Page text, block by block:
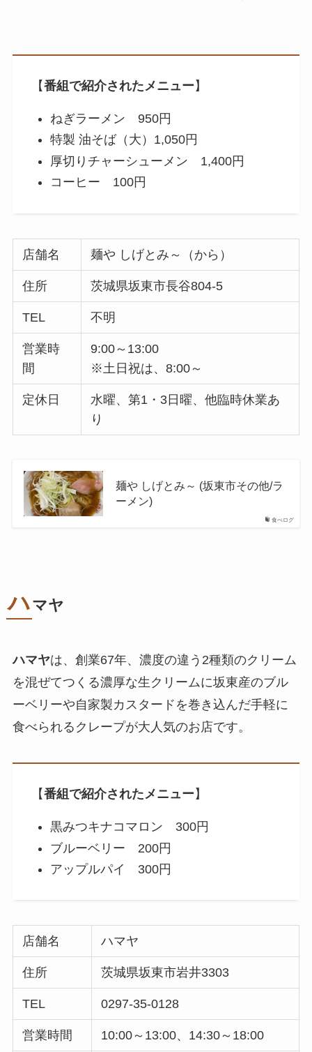
【番組で紹介されたメニュー 】
ねぎラーメン 950円
特製 油そば（大）1,050円
厚切りチャーシューメン 1,400円
コーヒー 100円
店舗名 麺や しげとみ～（から）
住所 茨城県坂東市長谷804-5
TEL 不明
営業時
間
9:00～13:00
※土日祝は、8:00～
定休日
水曜、第1・3日曜、他臨時休業あ
り
食べログ
麺や しげとみ～ (坂東市その他/ラ
ーメン)
ハマヤ
ハマヤは、創業67年、濃度の違う2種類のクリーム
を混ぜてつくる濃厚な生クリームに坂東産のブル
ーベリーや自家製カスタードを巻き込んだ手軽に
食べられるクレープが大人気のお店です。
【番組で紹介されたメニュー 】
黒みつキナコマロン 300円
ブルーベリー 200円
アップルパイ 300円
店舗名 ハマヤ
住所 茨城県坂東市岩井3303
TEL 0297-35-0128
営業時間 10:00～13:00、14:30～18:00